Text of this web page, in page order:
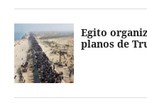
Egito
planos de